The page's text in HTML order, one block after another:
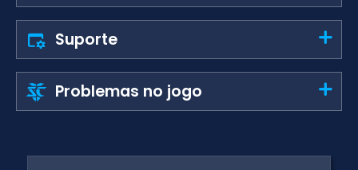
Suporte
Problemas no jogo